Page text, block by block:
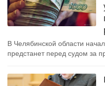
В Челябинской области
предстанет перед судом за